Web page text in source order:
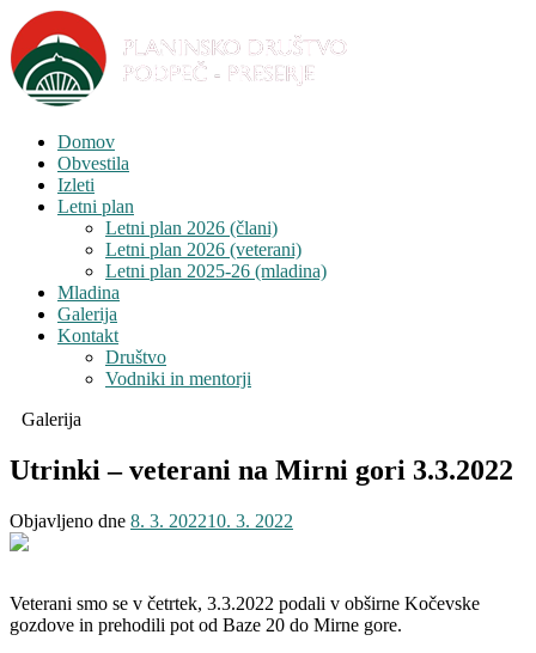
Domov
Obvestila
Izleti
Letni plan
Letni plan 2026 (člani)
Letni plan 2026 (veterani)
Letni plan 2025-26 (mladina)
Mladina
Galerija
Kontakt
Društvo
Vodniki in mentorji
Galerija
Utrinki – veterani na Mirni gori 3.3.2022
Objavljeno dne 8. 3. 202210. 3. 2022
Veterani smo se v četrtek, 3.3.2022 podali v obširne Kočevske
gozdove in prehodili pot od Baze 20 do Mirne gore.